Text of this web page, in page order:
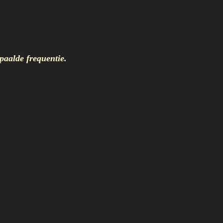
frequentie.